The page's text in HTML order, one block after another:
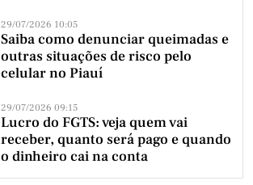
29/07/2026 10:05
Saiba como denunciar queimadas e
outras situações de risco pelo
celular no Piauí
29/07/2026 09:15
Lucro do FGTS: veja quem vai
receber, quanto será pago e quando
o dinheiro cai na conta